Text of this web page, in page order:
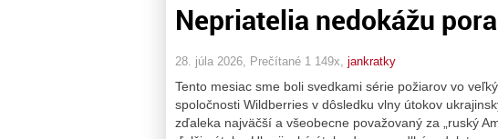
Nepriatelia nedokážu
28. júla 2026, Prečítané 1 149x, jankratky
Tento mesiac sme boli svedkami série požiarov vo
spoločnosti Wildberries v dôsledku vlny útokov
zďaleka najväčší a všeobecne považovaný za „ruský